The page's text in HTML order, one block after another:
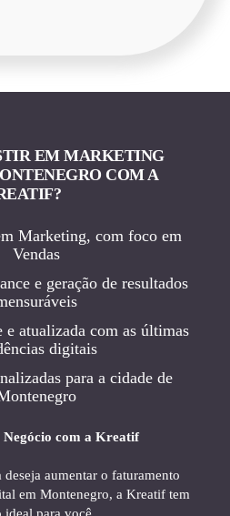
EM MARKETING
COM A
Marketing, com foco em
Vendas
e geração de resultados
e atualizada com as últimas
digitais
para a cidade de
Negócio com a Kreatif
deseja aumentar o faturamento
em Montenegro, a Kreatif tem